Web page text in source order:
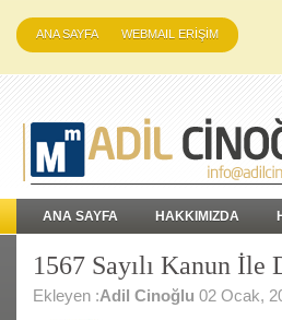
ANA SAYFA WEBMAIL ERİŞİM
ANA SAYFA HAKKIMIZDA
1567 Sayılı Kanun İle
Ekleyen :Adil Cinoğlu 02 Ocak,